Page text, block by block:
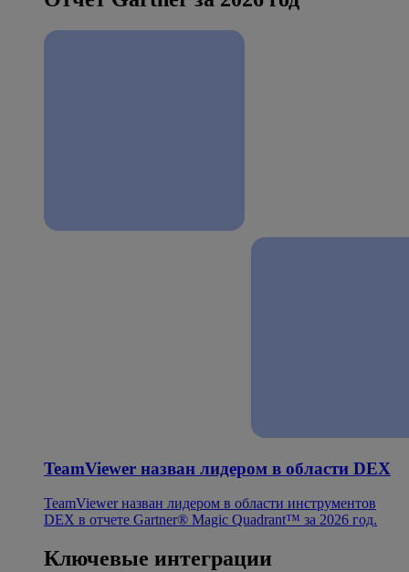
TeamViewer назван лидером в области DEX
TeamViewer назван лидером в области инструментов
DEX в отчете Gartner® Magic Quadrant™ за 2026 год.
Ключевые интеграции